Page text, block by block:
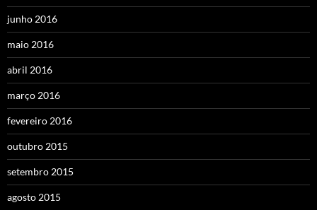
junho 2016
maio 2016
abril 2016
março 2016
fevereiro 2016
outubro 2015
setembro 2015
agosto 2015